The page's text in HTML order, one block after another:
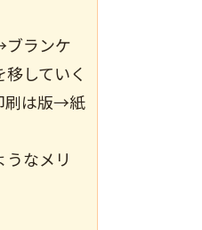
ランケ
していく
刷は版→紙
なメリ